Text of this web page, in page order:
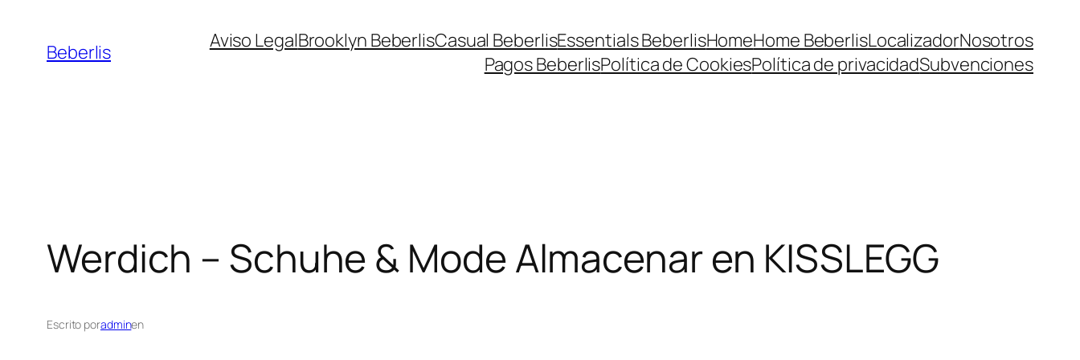
Beberlis Aviso LegalBrooklyn BeberlisCasual BeberlisEssentials BeberlisHomeHome BeberlisLocalizadorNosotros
Pagos BeberlisPolítica de CookiesPolítica de privacidadSubvenciones
Werdich – Schuhe & ModeAlmacenar en KISSLEGG
Escrito poradminen